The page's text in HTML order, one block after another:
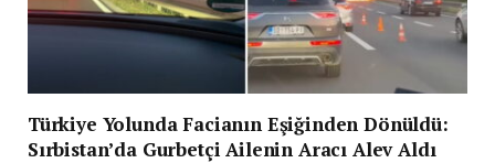
Türkiye Yolunda Facianın Eşiğinden Dönüldü:
Sırbistan’da Gurbetçi Ailenin Aracı Alev Aldı